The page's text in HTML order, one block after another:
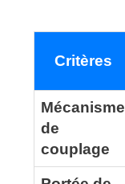
Critères
Mécanisme
de
couplage